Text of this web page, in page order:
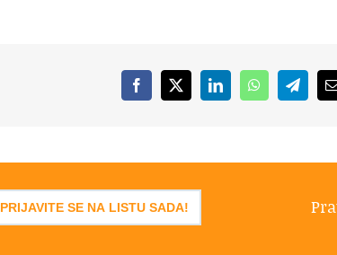
Facebook
X LinkedInWhatsApp
PRIJAVITE SE NA LISTU SADA!